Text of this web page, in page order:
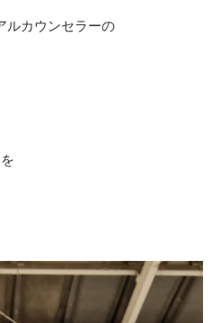
ルカウンセラーの